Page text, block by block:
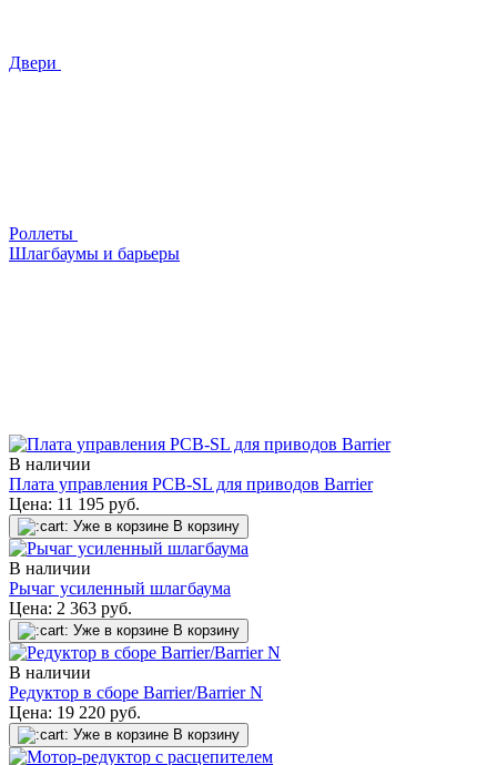
Двери
Роллеты
Шлагбаумы и барьеры
В наличии
Плата управления PCB-SL для приводов Barrier
Цена: 11 195 руб.
Уже в корзине В корзину
В наличии
Рычаг усиленный шлагбаума
Цена: 2 363 руб.
Уже в корзине В корзину
В наличии
Редуктор в сборе Barrier/Barrier N
Цена: 19 220 руб.
Уже в корзине В корзину